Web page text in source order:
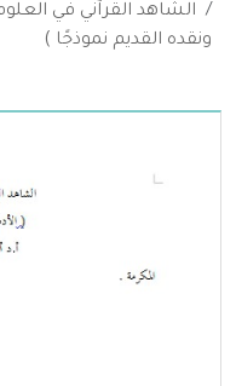
الشاهد القرآني في
ونقده القديم نموذجًا )